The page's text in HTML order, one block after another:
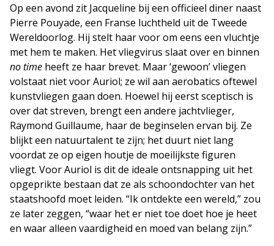
Op een avond zit Jacqueline bij een officieel diner naast
Pierre Pouyade, een Franse luchtheld uit de Tweede
Wereldoorlog. Hij stelt haar voor om eens een vluchtje
met hem te maken. Het vliegvirus slaat over en binnen
no time heeft ze haar brevet. Maar ‘gewoon’ vliegen
volstaat niet voor Auriol; ze wil aan aerobatics oftewel
kunstvliegen gaan doen. Hoewel hij eerst sceptisch is
over dat streven, brengt een andere jachtvlieger,
Raymond Guillaume, haar de beginselen ervan bij. Ze
blijkt een natuurtalent te zijn; het duurt niet lang
voordat ze op eigen houtje de moeilijkste figuren
vliegt. Voor Auriol is dit de ideale ontsnapping uit het
opgeprikte bestaan dat ze als schoondochter van het
staatshoofd moet leiden. “Ik ontdekte een wereld,” zou
ze later zeggen, “waar het er niet toe doet hoe je heet
en waar alleen vaardigheid en moed van belang zijn.”